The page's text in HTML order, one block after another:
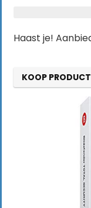
Haast je!
KOOP PRODUCT